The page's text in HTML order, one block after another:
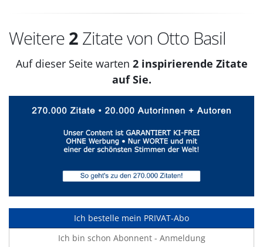
Weitere 2 Zitate von Otto Basil
Auf dieser Seite warten 2 inspirierende Zitate
auf Sie.
Ich bestelle mein PRIVAT-Abo
Ich bin schon Abonnent - Anmeldung